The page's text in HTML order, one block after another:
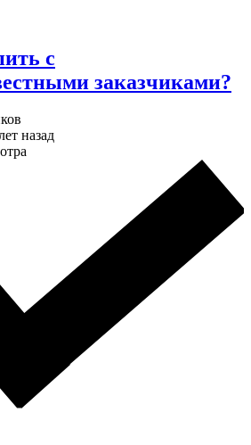
с
заказчиками?
назад